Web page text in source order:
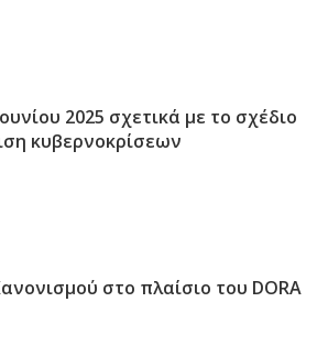
2025 σχετικά με το σχέδιο
κυβερνοκρίσεων
στο πλαίσιο του DORA